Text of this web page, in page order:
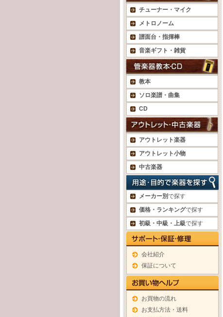
チューナー・マイク
メトロノーム
譜面台・指揮棒
音楽ギフト・雑貨
教本
ソロ楽譜・曲集
CD
アウトレット楽器
アウトレット小物
中古楽器
メーカー別で探す
価格・ランキングで探す
初級・中級・上級で探す
会社紹介
保証について
お買物の流れ
お支払方法・送料